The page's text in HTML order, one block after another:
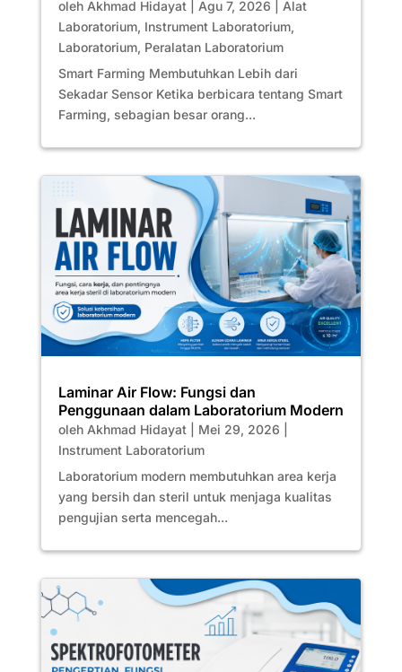
oleh Akhmad Hidayat| Agu 7, 2026
Alat
Laboratorium, Instrument Laboratorium,
Laboratorium, Peralatan Laboratorium
Smart Farming Membutuhkan Lebih dari
Sekadar Sensor Ketika berbicara tentang Smart
Farming, sebagian besar orang...
Laminar Air Flow: Fungsi dan
Penggunaan dalam Laboratorium Modern
oleh Akhmad Hidayat| Mei 29, 2026
Instrument Laboratorium
Laboratorium modern membutuhkan area kerja
yang bersih dan steril untuk menjaga kualitas
pengujian serta mencegah...